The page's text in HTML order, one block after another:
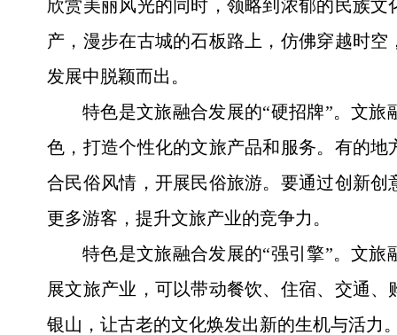
欣赏美丽风光的同时，领略到浓郁的民族
产，漫步在古城的石板路上，仿佛穿越时
发展中脱颖而出。
特色是文旅融合发展的“硬招牌”。文
色，打造个性化的文旅产品和服务。有的
合民俗风情，开展民俗旅游。要通过创新
更多游客，提升文旅产业的竞争力。
特色是文旅融合发展的“强引擎”。文
展文旅产业，可以带动餐饮、住宿、交通
银山，让古老的文化焕发出新的生机与活力